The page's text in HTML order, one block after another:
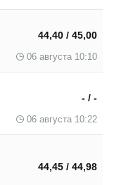
44,40 / 45,00
06 августа 10:10
- / -
06 августа 10:22
44,45 / 44,98